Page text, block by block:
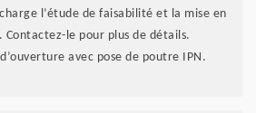
l’étude de faisabilité et la mise en
le pour plus de détails.
avec pose de poutre IPN.